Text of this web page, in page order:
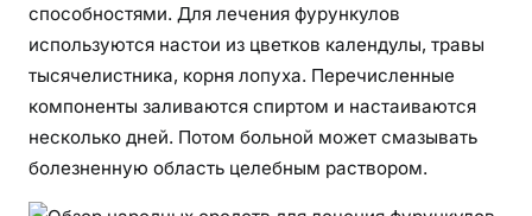
способностями. Для лечения фурункулов
используются настои из цветков календулы, травы
тысячелистника, корня лопуха. Перечисленные
компоненты заливаются спиртом и настаиваются
несколько дней. Потом больной может смазывать
болезненную область целебным раствором.